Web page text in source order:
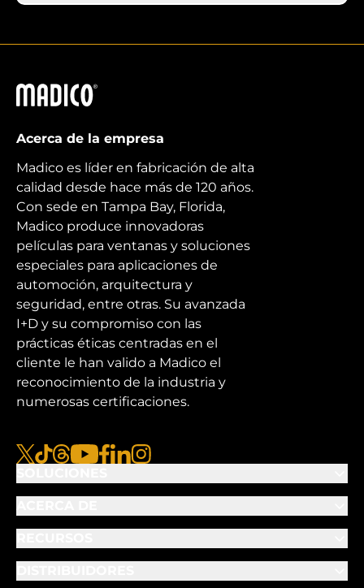
Madico
Acerca de la empresa
Madico es líder en fabricación de alta
calidad desde hace más de 120 años.
Con sede en Tampa Bay, Florida,
Madico produce innovadoras
películas para ventanas y soluciones
especiales para aplicaciones de
automoción, arquitectura y
seguridad, entre otras. Su avanzada
I+D y su compromiso con las
prácticas éticas centradas en el
cliente le han valido a Madico el
reconocimiento de la industria y
numerosas certificaciones.